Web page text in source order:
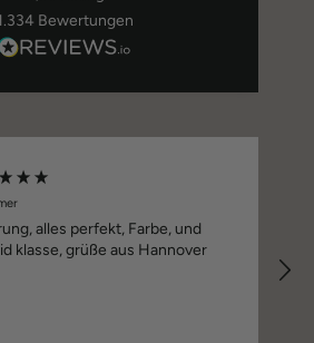
Bewertungen
und
Material! Ihr seid klasse, grüße aus Hannover